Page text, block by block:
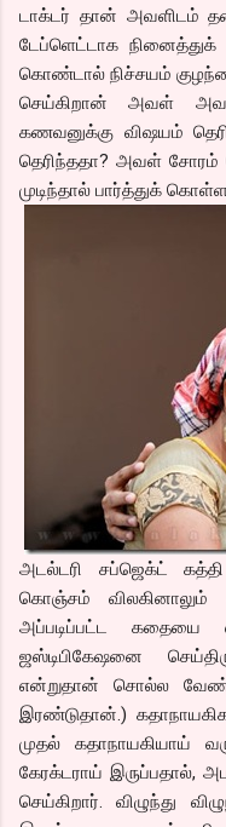
டாக்டர் தான் அவளிடம்
டேப்ளெட்டாக நினைத்துக்
கொண்டால் நிச்சயம்
செய்கிறான் அவள்
கணவனுக்கு விஷயம்
தெரிந்ததா? அவள்
முடிந்தால் பார்த்துக்
அடல்டரி சப்ஜெக்ட்
கொஞ்சம் விலகினாலும்
அப்படிப்பட்ட கதையை
ஜஸ்டிபிகேஷனை
என்றுதான் சொல்ல
இரண்டுதான்.)
முதல் கதாநாயகியாய்
கேரக்டராய்
செய்கிறார். விழுந்து